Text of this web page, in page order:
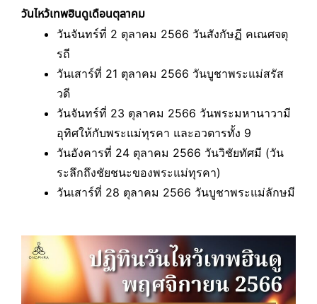
วันไหว้เทพฮินดูเดือนตุลาคม
วันจันทร์ที่ 2 ตุลาคม 2566 วันสังกัษฏี คเณศจตุ
รถี
วันเสาร์ที่ 21 ตุลาคม 2566 วันบูชาพระแม่สรัส
วดี
วันจันทร์ที่ 23 ตุลาคม 2566 วันพระมหานาวามี
อุทิศให้กับพระแม่ทุรคา และอวตารทั้ง 9
วันอังคารที่ 24 ตุลาคม 2566 วันวิชัยทัศมี (วัน
ระลึกถึงชัยชนะของพระแม่ทุรคา)
วันเสาร์ที่ 28 ตุลาคม 2566 วันบูชาพระแม่ลักษมี